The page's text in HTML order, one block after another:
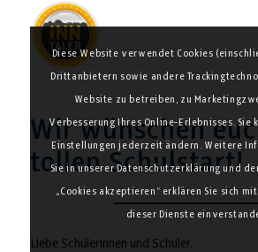
Wir wünschen
tollen Schulstart!
Liebe Schülerinnen und Schüler,
Diese Website verwendet Cookies
Drittanbietern sowie andere
Website zu betreiben, zu
Verbesserung Ihres Online-Erlebnisses. Sie
Einstellungen jederzeit ändern. Weitere
Sie in unserer Datenschutzerklärung und
„Cookies akzeptieren“ erklären Sie sich
dieser Dienste